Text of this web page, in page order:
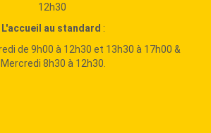
12h30
L'accueil au standard :
de 9h00 à 12h30 et 13h30 à 17h00 &
Mercredi 8h30 à 12h30.